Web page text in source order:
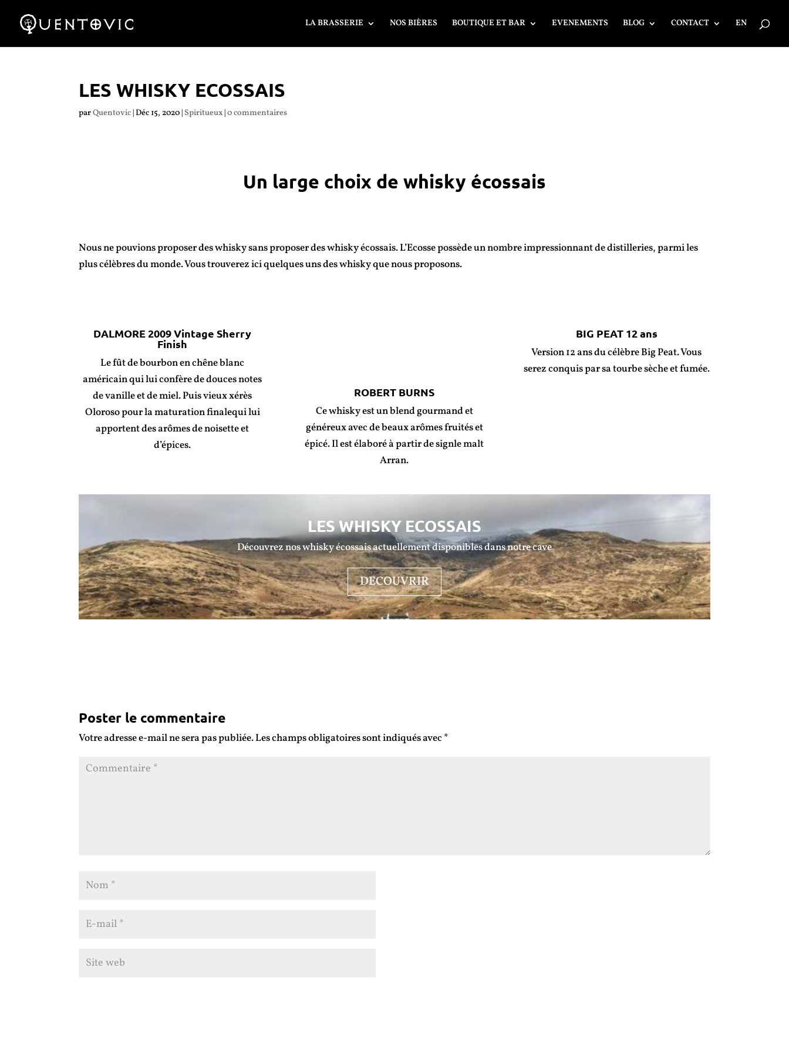
LA BRASSERIE NOS BIÈRES BOUTIQUE ET BAR EVENEMENTS BLOG CONTACT EN
LES WHISKY ECOSSAIS
parQuentovic|Déc 15, 2020| Spiritueux|0 commentaires
Un large choix de whisky écossais
Nous ne pouvions proposer des whisky sans proposer des whisky écossais. L’Ecosse possède un nombre impressionnant de distilleries, parmi les
plus célèbres du monde. Vous trouverez ici quelques uns des whisky que nous proposons.
DALMORE 2009 Vintage Sherry
Finish
Le fût de bourbon en chêne blanc
américain qui lui confère de douces notes
de vanille et de miel. Puis vieux xérès
Oloroso pour la maturation finalequi lui
apportent des arômes de noisette et
d’épices.
ROBERT BURNS
Ce whisky est un blend gourmand et
généreux avec de beaux arômes fruités et
épicé. Il est élaboré à partir de signle malt
Arran.
BIG PEAT 12 ans
Version 12 ans du célèbre Big Peat. Vous
serez conquis par sa tourbe sèche et fumée.
LES WHISKY ECOSSAIS
Découvrez nos whisky écossais actuellement disponibles dans notre cave
DECOUVRIR
Poster le commentaire
Votre adresse e-mail ne sera pas publiée.Les champs obligatoires sont indiqués avec *